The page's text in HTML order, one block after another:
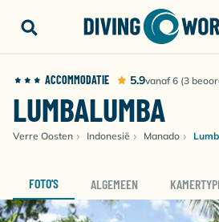
ACCOMMODATIE 5.9vanaf 6 (3
LUMBALUMBA
Verre Oosten Indonesië Manado
FOTO'S ALGEMEEN